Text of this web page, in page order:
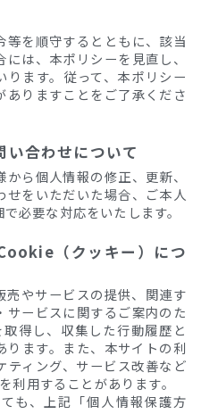
を順守するとともに、該当
は、本ポリシーを見直し、
ます。従って、本ポリシー
りますことをご了承くださ
い合わせについて
ら個人情報の修正、更新、
せをいただいた場合、ご本人
必要な対応をいたします。
（クッキー）につ
売やサービスの提供、関連す
ービスに関するご案内のた
得し、収集した行動履歴と
ます。また、本サイトの利
ティング、サービス改善など
用することがあります。
も、上記「個人情報保護方